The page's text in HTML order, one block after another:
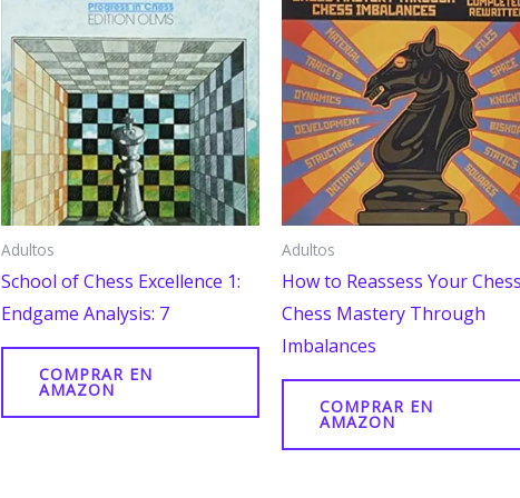
Adultos
School of Chess Excellence 1:
Endgame Analysis: 7
COMPRAR EN
AMAZON
Adultos
How to Reassess Your
Chess Mastery Through
Imbalances
COMPRAR EN
AMAZON